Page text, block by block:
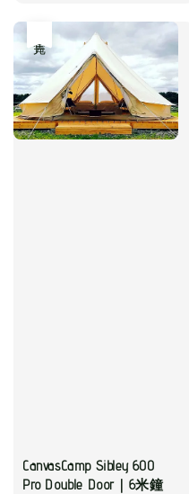
CanvasCamp Sibley 600
Pro Double Door｜6米鐘